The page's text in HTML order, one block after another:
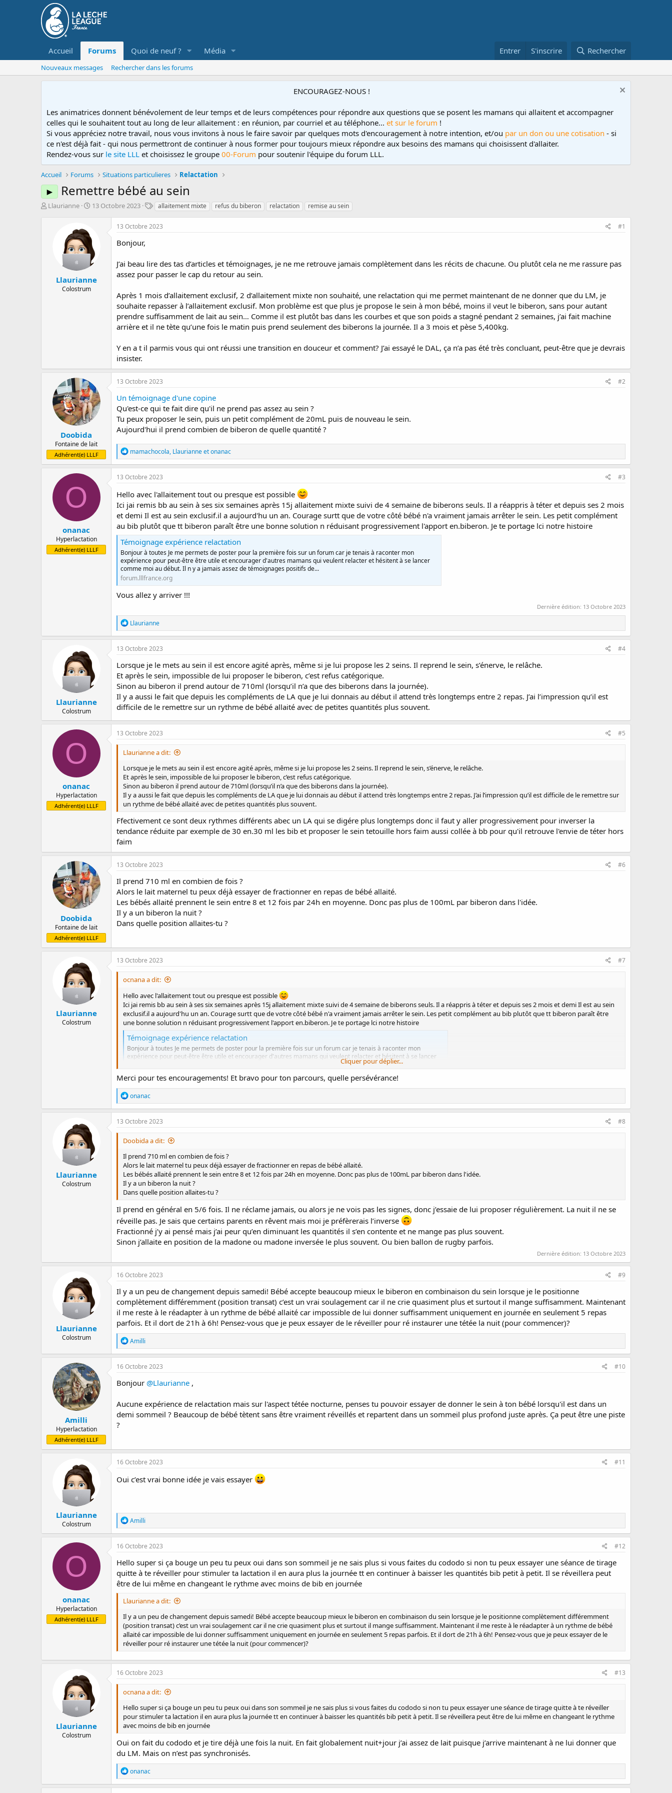
Accueil Forums Quoi de neuf ? Média Entrer S'inscrire Rechercher
Nouveaux messages Rechercher dans les forums
ENCOURAGEZ-NOUS !
Les animatrices donnent bénévolement de leur temps et de leurs compétences pour répondre aux questions que se posent les mamans qui allaitent et accompagner
celles qui le souhaitent tout au long de leur allaitement : en réunion, par courriel et au téléphone... et sur le forum !
Si vous appréciez notre travail, nous vous invitons à nous le faire savoir par quelques mots d'encouragement à notre intention, et/ou par un don ou une cotisation - si
ce n'est déjà fait - qui nous permettront de continuer à nous former pour toujours mieux répondre aux besoins des mamans qui choisissent d'allaiter.
Rendez-vous sur le site LLL et choisissez le groupe 00-Forum pour soutenir l'équipe du forum LLL.
Accueil Forums Situations particulieres Relactation
► Remettre bébé au sein
DLlaurianne
D
d
e
d
é
b
13 Octobre 2023
T
g
allaitement mixte refus du biberon relactation remise au sein
Llaurianne
Colostrum
13 Octobre 2023 #1
Bonjour,
J’ai beau lire des tas d’articles et témoignages, je ne me retrouve jamais complètement dans les récits de chacune. Ou plutôt cela ne me rassure pas
assez pour passer le cap du retour au sein.
Après 1 mois d’allaitement exclusif, 2 d’allaitement mixte non souhaité, une relactation qui me permet maintenant de ne donner que du LM, je
souhaite repasser à l’allaitement exclusif. Mon problème est que plus je propose le sein à mon bébé, moins il veut le biberon, sans pour autant
prendre suffisamment de lait au sein… Comme il est plutôt bas dans les courbes et que son poids a stagné pendant 2 semaines, j’ai fait machine
arrière et il ne tète qu’une fois le matin puis prend seulement des biberons la journée. Il a 3 mois et pèse 5,400kg.
Y en a t il parmis vous qui ont réussi une transition en douceur et comment? J’ai essayé le DAL, ça n’a pas été très concluant, peut-être que je devrais
insister.
Doobida
Fontaine de lait
Adhérent(e) LLLF
13 Octobre 2023 #2
Un témoignage d'une copine
Qu'est-ce qui te fait dire qu'il ne prend pas assez au sein ?
Tu peux proposer le sein, puis un petit complément de 20mL puis de nouveau le sein.
Aujourd'hui il prend combien de biberon de quelle quantité ?
R
é
a
c
o
n
s
mamachocola, Llaurianneetonanac
O
onanac
Hyperlactation
Adhérent(e) LLLF
13 Octobre 2023 #3
Hello avec l'allaitement tout ou presque est possible
Ici jai remis bb au sein à ses six semaines après 15j allaitement mixte suivi de 4 semaine de biberons seuls. Il a réappris à téter et depuis ses 2 mois
et demi Il est au sein exclusif.il a aujourd'hu un an. Courage surtt que de votre côté bébé n'a vraiment jamais arrêter le sein. Les petit complément
au bib plutôt que tt biberon paraît être une bonne solution n réduisant progressivement l'apport en.biberon. Je te portage lci notre histoire
Témoignage expérience relactation
Bonjour à toutes Je me permets de poster pour la première fois sur un forum car je tenais à raconter mon
expérience pour peut-être être utile et encourager d'autres mamans qui veulent relacter et hésitent à se lancer
comme moi au début. Il n y a jamais assez de témoignages positifs de...
forum.lllfrance.org
Vous allez y arriver !!!
Dernière édition: 13 Octobre 2023
R
é
a
c
i
o
n
s
:
Llaurianne
Llaurianne
Colostrum
13 Octobre 2023 #4
Lorsque je le mets au sein il est encore agité après, même si je lui propose les 2 seins. Il reprend le sein, s’énerve, le relâche.
Et après le sein, impossible de lui proposer le biberon, c’est refus catégorique.
Sinon au biberon il prend autour de 710ml (lorsqu’il n’a que des biberons dans la journée).
Il y a aussi le fait que depuis les compléments de LA que je lui donnais au début il attend très longtemps entre 2 repas. J’ai l’impression qu’il est
difficile de le remettre sur un rythme de bébé allaité avec de petites quantités plus souvent.
O
onanac
Hyperlactation
Adhérent(e) LLLF
13 Octobre 2023 #5
Llaurianne a dit:
Lorsque je le mets au sein il est encore agité après, même si je lui propose les 2 seins. Il reprend le sein, s’énerve, le relâche.
Et après le sein, impossible de lui proposer le biberon, c’est refus catégorique.
Sinon au biberon il prend autour de 710ml (lorsqu’il n’a que des biberons dans la journée).
Il y a aussi le fait que depuis les compléments de LA que je lui donnais au début il attend très longtemps entre 2 repas. J’ai l’impression qu’il est difficile de le remettre sur
un rythme de bébé allaité avec de petites quantités plus souvent.
Ffectivement ce sont deux rythmes différents abec un LA qui se digére plus longtemps donc il faut y aller progressivement pour inverser la
tendance réduite par exemple de 30 en.30 ml les bib et proposer le sein tetouille hors faim aussi collée à bb pour qu'il retrouve l'envie de téter hors
faim
Doobida
Fontaine de lait
Adhérent(e) LLLF
13 Octobre 2023 #6
Il prend 710 ml en combien de fois ?
Alors le lait maternel tu peux déjà essayer de fractionner en repas de bébé allaité.
Les bébés allaité prennent le sein entre 8 et 12 fois par 24h en moyenne. Donc pas plus de 100mL par biberon dans l'idée.
Il y a un biberon la nuit ?
Dans quelle position allaites-tu ?
Llaurianne
Colostrum
13 Octobre 2023 #7
ocnana a dit:
Hello avec l'allaitement tout ou presque est possible
Ici jai remis bb au sein à ses six semaines après 15j allaitement mixte suivi de 4 semaine de biberons seuls. Il a réappris à téter et depuis ses 2 mois et demi Il est au sein
exclusif.il a aujourd'hu un an. Courage surtt que de votre côté bébé n'a vraiment jamais arrêter le sein. Les petit complément au bib plutôt que tt biberon paraît être
une bonne solution n réduisant progressivement l'apport en.biberon. Je te portage lci notre histoire
Témoignage expérience relactation
Bonjour à toutes Je me permets de poster pour la première fois sur un forum car je tenais à raconter mon
expérience pour peut-être être utile et encourager d'autres mamans qui veulent relacter et hésitent à se lancer
forum.lllfrance.org
Vous allez y arriver !!!
Cliquer pour déplier...
Merci pour tes encouragements! Et bravo pour ton parcours, quelle persévérance!
R
é
a
c
o
s
:
onanac
Llaurianne
Colostrum
13 Octobre 2023 #8
Doobida a dit:
Il prend 710 ml en combien de fois ?
Alors le lait maternel tu peux déjà essayer de fractionner en repas de bébé allaité.
Les bébés allaité prennent le sein entre 8 et 12 fois par 24h en moyenne. Donc pas plus de 100mL par biberon dans l'idée.
Il y a un biberon la nuit ?
Dans quelle position allaites-tu ?
Il prend en général en 5/6 fois. Il ne réclame jamais, ou alors je ne vois pas les signes, donc j’essaie de lui proposer régulièrement. La nuit il ne se
réveille pas. Je sais que certains parents en rêvent mais moi je préfèrerais l’inverse
Fractionné j’y ai pensé mais j’ai peur qu’en diminuant les quantités il s’en contente et ne mange pas plus souvent.
Sinon j’allaite en position de la madone ou madone inversée le plus souvent. Ou bien ballon de rugby parfois.
Dernière édition: 13 Octobre 2023
Llaurianne
Colostrum
16 Octobre 2023 #9
Il y a un peu de changement depuis samedi! Bébé accepte beaucoup mieux le biberon en combinaison du sein lorsque je le positionne
complètement différemment (position transat) c’est un vrai soulagement car il ne crie quasiment plus et surtout il mange suffisamment. Maintenant
il me reste à le réadapter à un rythme de bébé allaité car impossible de lui donner suffisamment uniquement en journée en seulement 5 repas
parfois. Et il dort de 21h à 6h! Pensez-vous que je peux essayer de le réveiller pour ré instaurer une tétée la nuit (pour commencer)?
R
é
a
c
i
o
s
:
Amilli
Amilli
Hyperlactation
Adhérent(e) LLLF
16 Octobre 2023 #10
Bonjour @Llaurianne ,
Aucune expérience de relactation mais sur l'aspect tétée nocturne, penses tu pouvoir essayer de donner le sein à ton bébé lorsqu'il est dans un
demi sommeil ? Beaucoup de bébé tètent sans être vraiment réveillés et repartent dans un sommeil plus profond juste après. Ça peut être une piste
?
Llaurianne
Colostrum
16 Octobre 2023 #11
Oui c’est vrai bonne idée je vais essayer
R
é
a
c
o
n
s
Amilli
O
onanac
Hyperlactation
Adhérent(e) LLLF
16 Octobre 2023 #12
Hello super si ça bouge un peu tu peux oui dans son sommeil je ne sais plus si vous faites du cododo si non tu peux essayer une séance de tirage
quitte à te réveiller pour stimuler ta lactation il en aura plus la journée tt en continuer à baisser les quantités bib petit à petit. Il se réveillera peut
être de lui même en changeant le rythme avec moins de bib en journée
Llaurianne a dit:
Il y a un peu de changement depuis samedi! Bébé accepte beaucoup mieux le biberon en combinaison du sein lorsque je le positionne complètement différemment
(position transat) c’est un vrai soulagement car il ne crie quasiment plus et surtout il mange suffisamment. Maintenant il me reste à le réadapter à un rythme de bébé
allaité car impossible de lui donner suffisamment uniquement en journée en seulement 5 repas parfois. Et il dort de 21h à 6h! Pensez-vous que je peux essayer de le
réveiller pour ré instaurer une tétée la nuit (pour commencer)?
Llaurianne
Colostrum
16 Octobre 2023 #13
ocnana a dit:
Hello super si ça bouge un peu tu peux oui dans son sommeil je ne sais plus si vous faites du cododo si non tu peux essayer une séance de tirage quitte à te réveiller
pour stimuler ta lactation il en aura plus la journée tt en continuer à baisser les quantités bib petit à petit. Il se réveillera peut être de lui même en changeant le rythme
avec moins de bib en journée
Oui on fait du cododo et je tire déjà une fois la nuit. En fait globalement nuit+jour j’ai assez de lait puisque j’arrive maintenant à ne lui donner que
du LM. Mais on n’est pas synchronisés.
R
é
a
onanac